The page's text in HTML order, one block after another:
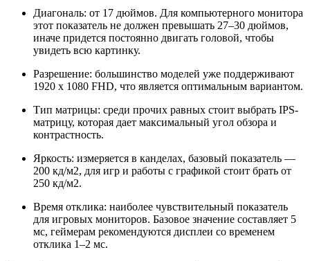
Диагональ: от 17 дюймов. Для компьютерного монитора
этот показатель не должен превышать 27–30 дюймов,
иначе придется постоянно двигать головой, чтобы
увидеть всю картинку.
Разрешение: большинство моделей уже поддерживают
1920 x 1080 FHD, что является оптимальным вариантом.
Тип матрицы: среди прочих равных стоит выбрать IPS-
матрицу, которая дает максимальный угол обзора и
контрастность.
Яркость: измеряется в канделах, базовый показатель —
200 кд/м2, для игр и работы с графикой стоит брать от
250 кд/м2.
Время отклика: наиболее чувствительный показатель
для игровых мониторов. Базовое значение составляет 5
мс, геймерам рекомендуются дисплеи со временем
отклика 1–2 мс.